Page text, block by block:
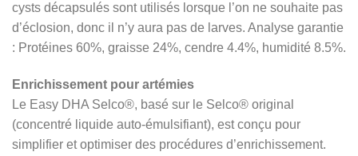
cysts décapsulés sont utilisés lorsque l’on ne souhaite pas
d’éclosion, donc il n’y aura pas de larves. Analyse garantie
: Protéines 60%, graisse 24%, cendre 4.4%, humidité 8.5%.
Enrichissement pour artémies
Le Easy DHA Selco®, basé sur le Selco® original
(concentré liquide auto-émulsifiant), est conçu pour
simplifier et optimiser des procédures d’enrichissement.